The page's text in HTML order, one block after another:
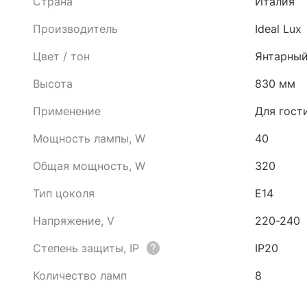
Производитель
Ideal Lux
Цвет / тон
Янтарный
Высота
830 мм
Применение
Для
Мощность лампы, W
40
Общая мощность, W
320
Тип цоколя
E14
Напряжение, V
220-240
Степень защиты, IP
IP20
Количество ламп
8